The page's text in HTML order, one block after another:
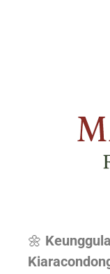
🌼